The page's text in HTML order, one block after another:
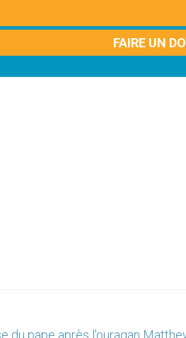
FAIRE UN
du pape après l'ouragan